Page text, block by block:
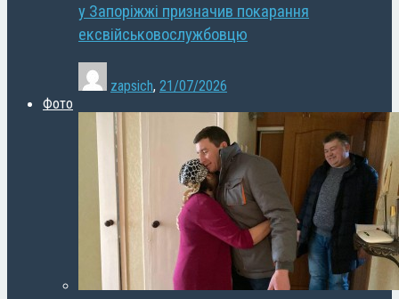
у Запоріжжі призначив покарання
ексвійськовослужбовцю
zapsich, 21/07/2026
Фото